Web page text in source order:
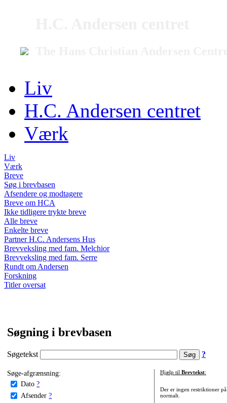
Liv
H.C. Andersen centret
Værk
Liv
Værk
Breve
Søg i brevbasen
Afsendere og modtagere
Breve om HCA
Ikke tidligere trykte breve
Alle breve
Enkelte breve
Partner H.C. Andersens Hus
Brevveksling med fam. Melchior
Brevveksling med fam. Serre
Rundt om Andersen
Forskning
Titler oversat
Søgning i brevbasen
Søgetekst ?
Søge-afgrænsning:
Dato ?
Afsender ?
Hjælp til Brevtekst:
Der er ingen restriktioner
normalt.